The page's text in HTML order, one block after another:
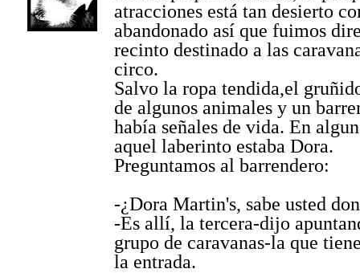
atracciones está tan desierto
abandonado así que fuimos
recinto destinado a las
circo.
Salvo la ropa tendida,el
de algunos animales y un
había señales de vida. En
aquel laberinto estaba Dora.
Preguntamos al barrendero:
-¿Dora Martin's, sabe usted
-Es allí, la tercera-dijo
grupo de caravanas-la que
la entrada.